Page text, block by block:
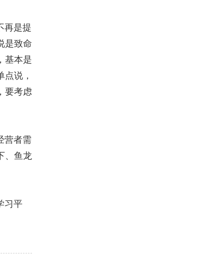
再是提
是致命
基本是
说，
要考虑
营者需
、鱼龙
习平